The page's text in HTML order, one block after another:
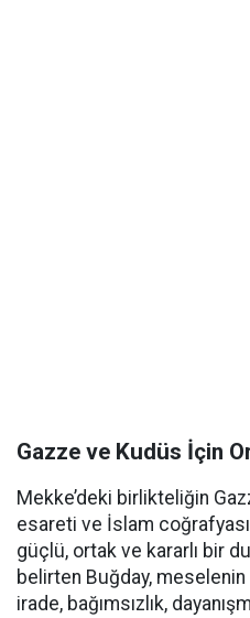
Gazze ve Kudüs İçin
Mekke’deki birlikteliğin
esareti ve İslam
güçlü, ortak ve kararlı bir
belirten Buğday,
irade, bağımsızlık,